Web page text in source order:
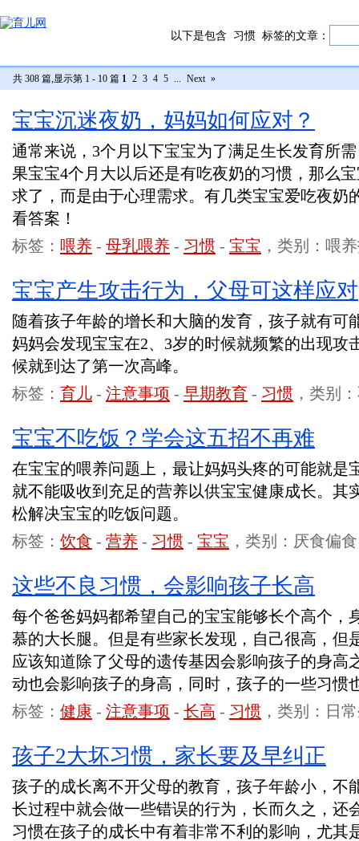
以下是包含 习惯 标签的文章：
共 308 篇,显示第 1 - 10 篇 1 2 3 4 5 ... Next »
宝宝沉迷夜奶，妈妈如何应对？
通常来说，3个月以下宝宝为了满足生长发育所
果宝宝4个月大以后还是有吃夜奶的习惯，那么
求了，而是由于心理需求。有几类宝宝爱吃夜奶
看答案！
标签： 喂养 - 母乳喂养 - 习惯 - 宝宝 ，类别：喂
宝宝产生攻击行为，父母可这样应对
随着孩子年龄的增长和大脑的发育，孩子就有可
妈妈会发现宝宝在2、3岁的时候就频繁的出现攻
候就到达了第一次高峰。
标签： 育儿 - 注意事项 - 早期教育 - 习惯 ，类别
宝宝不吃饭？学会这五招不再难
在宝宝的喂养问题上，最让妈妈头疼的可能就是
就不能吸收到充足的营养以供宝宝健康成长。其
松解决宝宝的吃饭问题。
标签： 饮食 - 营养 - 习惯 - 宝宝 ，类别：厌食偏食
这些不良习惯，会影响孩子长高
每个爸爸妈妈都希望自己的宝宝能够长个高个，
慕的大长腿。但是有些家长发现，自己很高，但
应该知道除了父母的遗传基因会影响孩子的身高
动也会影响孩子的身高，同时，孩子的一些习惯
标签： 健康 - 注意事项 - 长高 - 习惯 ，类别：日
孩子2大坏习惯，家长要及早纠正
孩子的成长离不开父母的教育，孩子年龄小，不
长过程中就会做一些错误的行为，长而久之，还
习惯在孩子的成长中有着非常不利的影响，尤其